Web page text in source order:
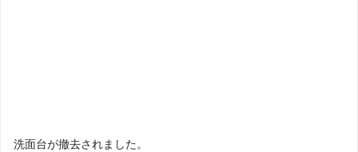
洗面台が撤去されました。